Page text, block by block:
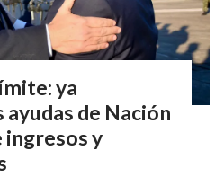
ya
de Nación
ingresos y